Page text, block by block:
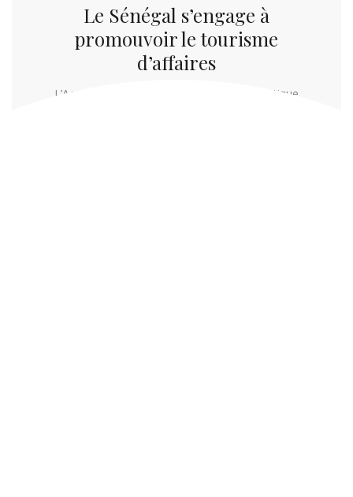
Le Sénégal s’engage à
promouvoir le tourisme
d’affaires
L’Agence Sénégalaise de Promotion Touristique